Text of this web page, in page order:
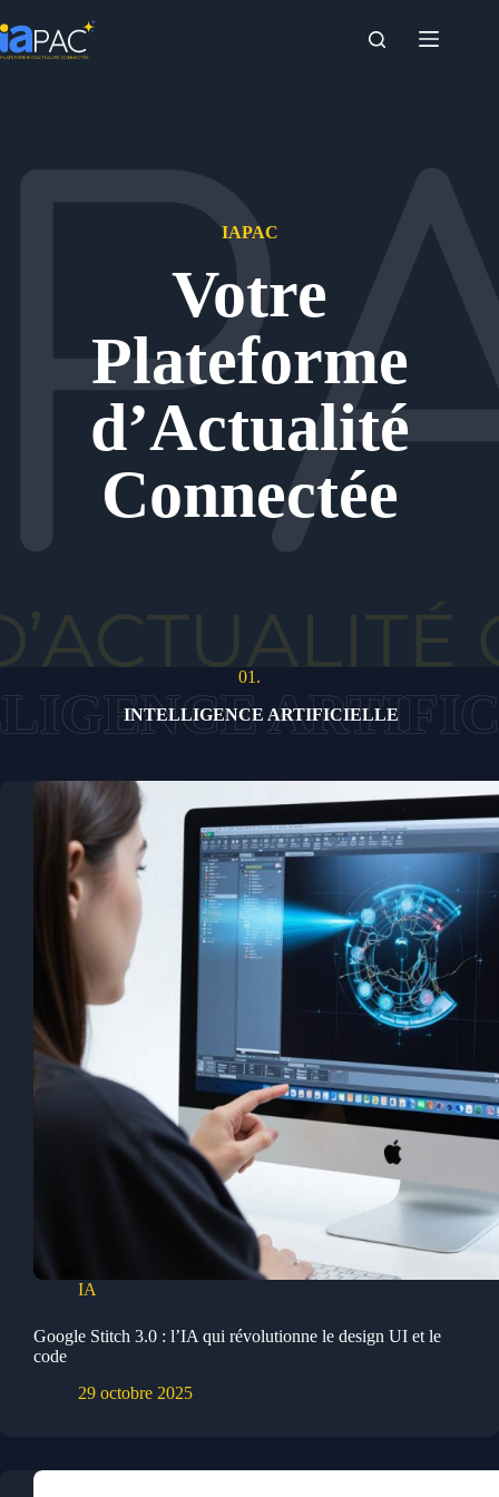
au
contenu
IAPAC
Votre
Plateforme
d’Actualité
Connectée
01.
INTELLIGENCE ARTIFICIELLE
IA
Google Stitch 3.0 : l’IA qui révolutionne le design UI et le
code
29 octobre 2025